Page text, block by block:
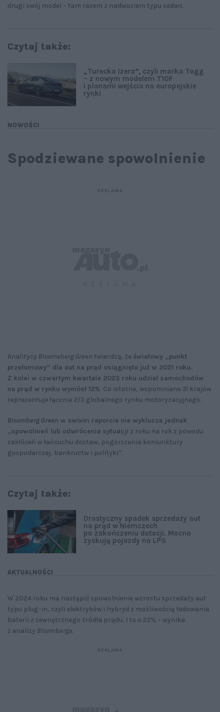
drugi swój model – tam razem z nadwoziem typu sedan.
Czytaj także:
NOWOŚCI
„Turecka Izera”, czyli marka Togg
– z nowym modelem T10F
i planami wejścia na europejskie
rynki
Spodziewane spowolnienie
Analitycy Bloomeberg Green twierdzą, że światowy „punkt
przełomowy” dla aut na prąd osiągnięto już w 2021 roku.
Z kolei w czwartym kwartale 2023 roku udział samochodów
na prąd w rynku wyniósł 12%. Co istotne, wspomniane 31 krajów
reprezentuje łącznie 2/3 globalnego rynku motoryzacyjnego.
Bloomberg Green w swoim raporcie nie wyklucza jednak
„spowolnień lub odwrócenia sytuacji z roku na rok z powodu
zakłóceń w łańcuchu dostaw, pogorszenia koniunktury
gospodarczej, bankructw i polityki”.
Czytaj także:
AKTUALNOŚCI
Drastyczny spadek sprzedaży aut
na prąd w Niemczech
po zakończeniu dotacji. Mocno
zyskują pojazdy na LPG
W 2024 roku ma nastąpić spowolnienie wzrostu sprzedaży aut
typu plug-in, czyli elektryków i hybryd z możliwością ładowania
baterii z zewnętrznego źródła prądu. I to o 22% – wynika
z analizy Bloomberga.